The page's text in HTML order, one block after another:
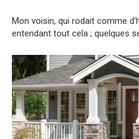
Mon voisin, qui rodait comme
entendant tout cela ; quelques